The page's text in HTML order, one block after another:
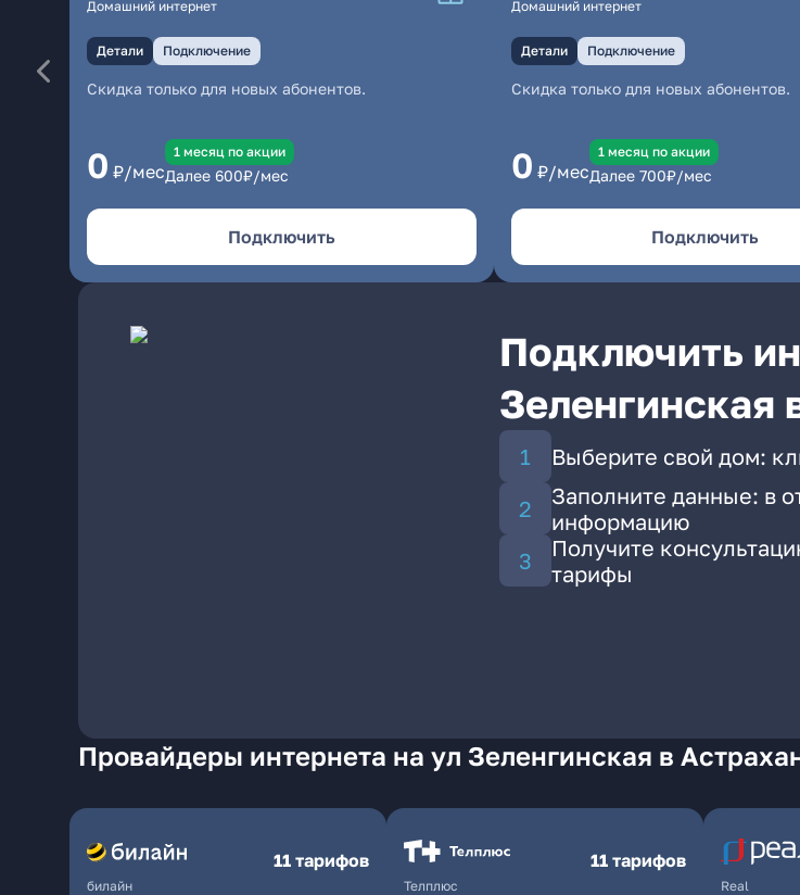
Домашний интернет
Детали Подключение
Скидка только для новых абонентов.
0 ₽/мес
1 месяц по акции
Далее 600₽/мес
Подключить
Домашний интернет
Детали Подключение
Скидка только для новых абонентов.
0 ₽/мес
1 месяц по акции
Далее 700₽/мес
Подключить
Подключить
Зеленгинская
Выберите свой дом:
Заполните данные: в
информацию
Получите
тарифы
Провайдеры интернета на ул Зеленгинская в
билайн
11 тарифов
Телплюс
11 тарифов
Real